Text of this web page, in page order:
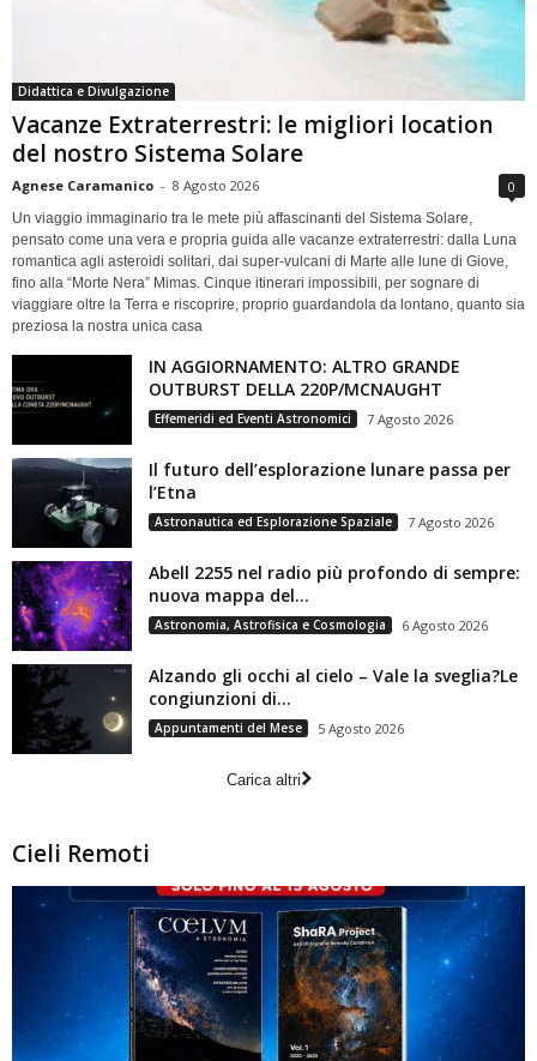
Didattica e Divulgazione
Vacanze Extraterrestri: le migliori location
del nostro Sistema Solare
Agnese Caramanico - 8 Agosto 2026 0
Un viaggio immaginario tra le mete più affascinanti del Sistema Solare,
pensato come una vera e propria guida alle vacanze extraterrestri: dalla Luna
romantica agli asteroidi solitari, dai super-vulcani di Marte alle lune di Giove,
fino alla “Morte Nera” Mimas. Cinque itinerari impossibili, per sognare di
viaggiare oltre la Terra e riscoprire, proprio guardandola da lontano, quanto sia
preziosa la nostra unica casa
IN AGGIORNAMENTO: ALTRO GRANDE
OUTBURST DELLA 220P/MCNAUGHT
Effemeridi ed Eventi Astronomici 7 Agosto 2026
Il futuro dell’esplorazione lunare passa per
l’Etna
Astronautica ed Esplorazione Spaziale 7 Agosto 2026
Abell 2255 nel radio più profondo di sempre:
nuova mappa del...
Astronomia, Astrofisica e Cosmologia 6 Agosto 2026
Alzando gli occhi al cielo – Vale la sveglia?Le
congiunzioni di...
Appuntamenti del Mese 5 Agosto 2026
Carica altri
Cieli Remoti